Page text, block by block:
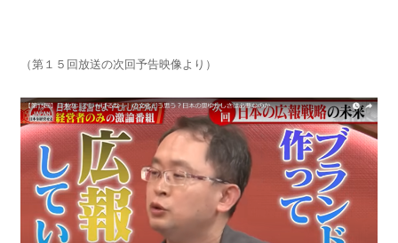
（第１５回放送の次回予告映像より）